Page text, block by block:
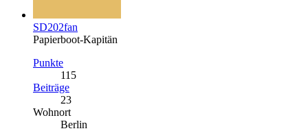
SD202fan
Papierboot-Kapitän
Punkte
115
Beiträge
23
Wohnort
Berlin